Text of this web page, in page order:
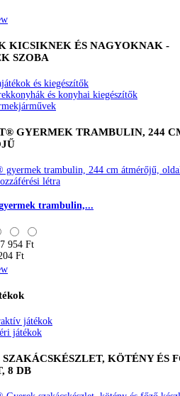
KICSIKNEK ÉS NAGYOKNAK -
SZOBA
és kiegészítők
és konyhai kiegészítők
GYERMEK TRAMBULIN, 244
trambulin,...
954 Ft
Ft
játékok
játékok
KÖTÉNY ÉS
8 DB